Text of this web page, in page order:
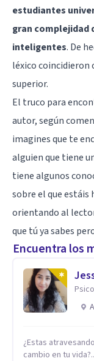
estudiantes
gran complejidad
inteligentes. De
léxico coincidieron
superior.
El truco para
autor, según
imagines que te
alguien que tiene
tiene algunos
sobre el que estáis
orientando al
que tú ya sabes
Encuentra los
¿Estas
cambio en tu